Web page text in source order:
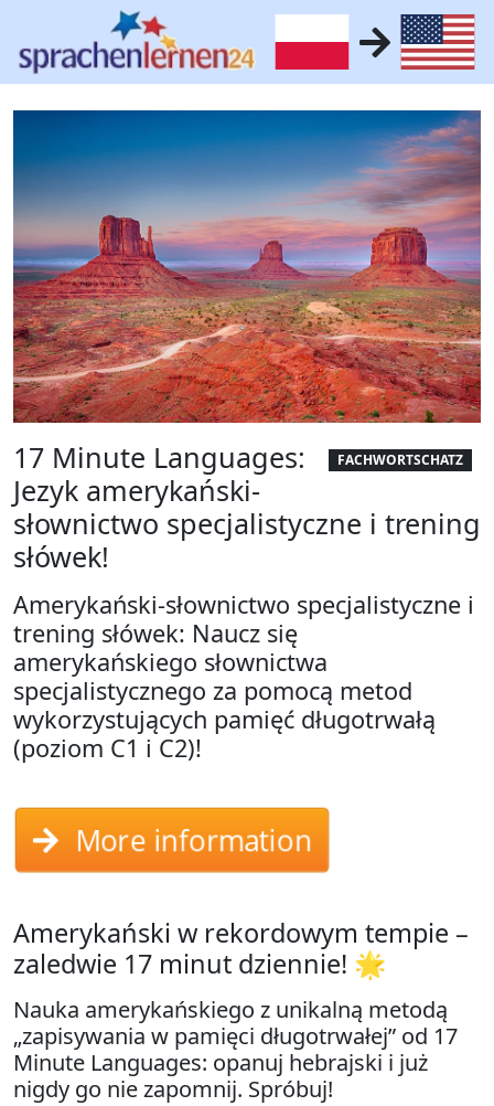
FACHWORTSCHATZ
17 Minute Languages:
Jezyk amerykański-
słownictwo specjalistyczne i trening
słówek!
Amerykański-słownictwo specjalistyczne i
trening słówek: Naucz się
amerykańskiego słownictwa
specjalistycznego za pomocą metod
wykorzystujących pamięć długotrwałą
(poziom C1 i C2)!
More information
Amerykański w rekordowym tempie –
zaledwie 17 minut dziennie! 🌟
Nauka amerykańskiego z unikalną metodą
„zapisywania w pamięci długotrwałej” od 17
Minute Languages: opanuj hebrajski i już
nigdy go nie zapomnij. Spróbuj!